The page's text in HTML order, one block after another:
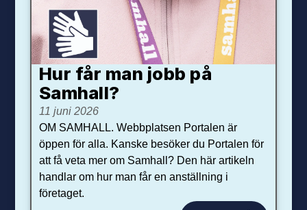
Hur får man jobb på
Samhall?
11 juni 2026
OM SAMHALL. Webbplatsen Portalen är
öppen för alla. Kanske besöker du Portalen för
att få veta mer om Samhall? Den här artikeln
handlar om hur man får en anställning i
företaget.